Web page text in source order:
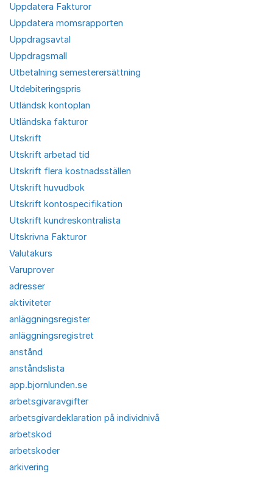
Uppdatera Fakturor
Uppdatera momsrapporten
Uppdragsavtal
Uppdragsmall
Utbetalning semesterersättning
Utdebiteringspris
Utländsk kontoplan
Utländska fakturor
Utskrift
Utskrift arbetad tid
Utskrift flera kostnadsställen
Utskrift huvudbok
Utskrift kontospecifikation
Utskrift kundreskontralista
Utskrivna Fakturor
Valutakurs
Varuprover
adresser
aktiviteter
anläggningsregister
anläggningsregistret
anstånd
anståndslista
app.bjornlunden.se
arbetsgivaravgifter
arbetsgivardeklaration på individnivå
arbetskod
arbetskoder
arkivering